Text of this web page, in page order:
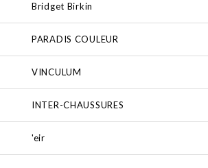
Bridget Birkin
PARADIS COULEUR
VINCULUM
INTER-CHAUSSURES
'eir